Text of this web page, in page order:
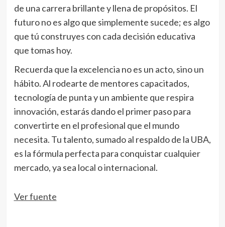
de una carrera brillante y llena de propósitos. El
futuro no es algo que simplemente sucede; es algo
que tú construyes con cada decisión educativa
que tomas hoy.
Recuerda que la excelencia no es un acto, sino un
hábito. Al rodearte de mentores capacitados,
tecnología de punta y un ambiente que respira
innovación, estarás dando el primer paso para
convertirte en el profesional que el mundo
necesita. Tu talento, sumado al respaldo de la UBA,
es la fórmula perfecta para conquistar cualquier
mercado, ya sea local o internacional.
Navegación
Ver fuente